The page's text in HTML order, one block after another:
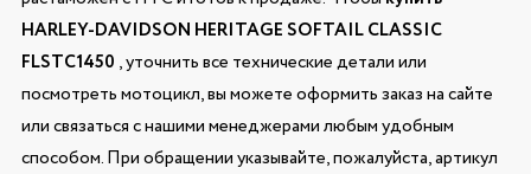
HARLEY-DAVIDSON HERITAGE SOFTAIL CLASSIC
FLSTC1450 , уточнить все технические детали или
посмотреть мотоцикл, вы можете оформить заказ на сайте
или связаться с нашими менеджерами любым удобным
способом. При обращении указывайте, пожалуйста, артикул